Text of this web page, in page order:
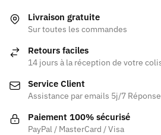
Livraison gratuite
Sur toutes les commandes
Retours faciles
14 jours à la réception de votre
Service Client
Assistance par emails 5j/7
Paiement 100% sécurisé
PayPal / MasterCard / Visa